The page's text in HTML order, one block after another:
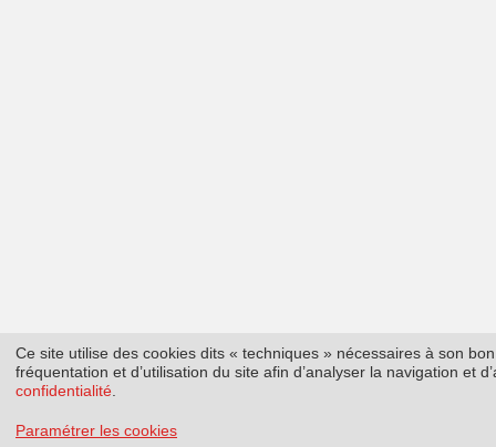
Ce site utilise des cookies dits « techniques » nécessaires à son
fréquentation et d’utilisation du site afin d’analyser la navigation et
confidentialité
Paramétrer les cookies